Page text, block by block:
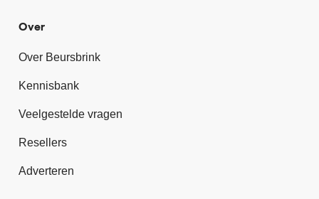
Over
Over Beursbrink
Kennisbank
Veelgestelde vragen
Resellers
Adverteren